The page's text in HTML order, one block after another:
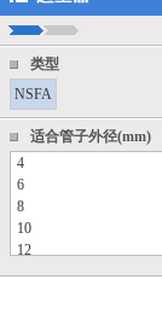
类型
NSFA
适合管子外径(mm)
4
6
8
10
12